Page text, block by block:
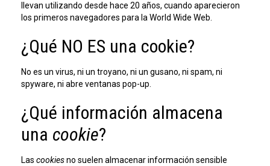
llevan utilizando desde hace 20 años, cuando aparecieron
los primeros navegadores para la World Wide Web.
¿Qué NO ES una cookie?
No es un virus, ni un troyano, ni un gusano, ni spam, ni
spyware, ni abre ventanas pop-up.
¿Qué información almacena
una cookie?
Las cookiesno suelen almacenar información sensible